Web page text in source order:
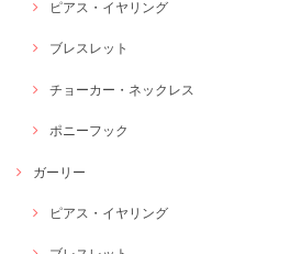
ピアス・イヤリング
ブレスレット
チョーカー・ネックレス
ポニーフック
ガーリー
ピアス・イヤリング